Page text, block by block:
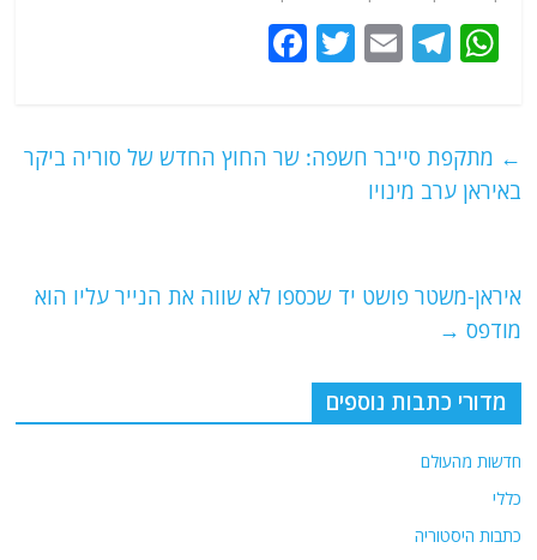
W
s
A
T
g
ra
E
l
T
er
e
k
← מתקפת סייבר חשפה: שר החוץ החדש של סוריה ביקר
באיראן ערב מינויו
איראן-משטר פושט יד שכספו לא שווה את הנייר עליו הוא
מודפס →
מדורי כתבות נוספים
חדשות מהעולם
כללי
כתבות היסטוריה